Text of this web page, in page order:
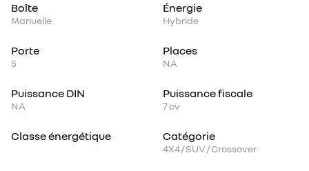
Boîte
Manuelle
Énergie
Hybride
Porte
5
Places
NA
Puissance DIN
NA
Puissance fiscale
7cv
Classe énergétique Catégorie
4X4 / SUV / Crossover